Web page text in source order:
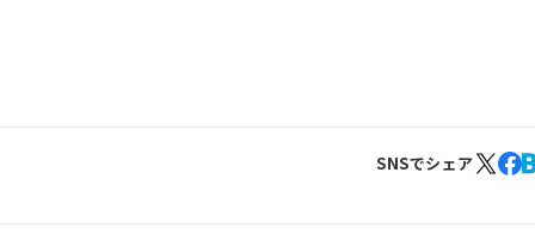
SNSでシェア